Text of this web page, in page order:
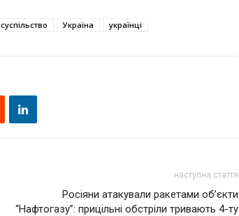
суспільство Україна українці
наступна стаття
Росіяни атакували ракетами об’єкти
“Нафтогазу”: прицільні обстріли тривають 4-ту